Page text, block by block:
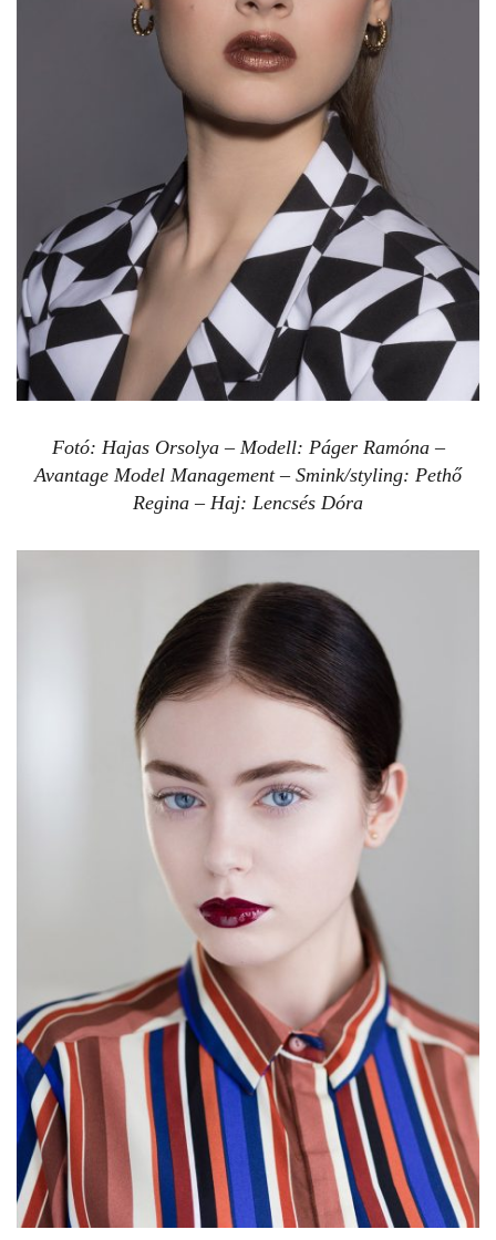
Fotó: Hajas Orsolya – Modell: Páger Ramóna –
Avantage Model Management – Smink/styling: Pethő
Regina – Haj: Lencsés Dóra